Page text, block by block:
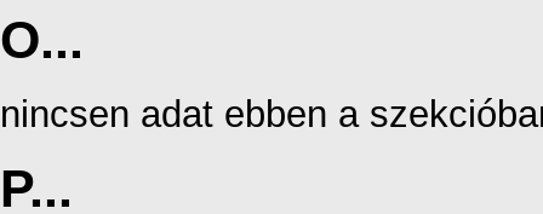
O...
nincsen adat ebben a
P...